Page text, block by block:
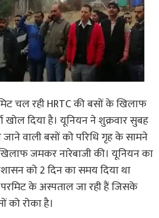
चल रही HRTC की बसों के खिलाफ
खोल दिया है। यूनियन ने शुक्रवार सुबह
वाली बसों को परिधि गृह के सामने
जमकर नारेबाजी की। यूनियन का
को 2 दिन का समय दिया था
के अस्पताल जा रही हैं जिसके
को रोका है।